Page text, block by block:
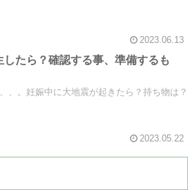
2023.06.13
したら？確認する事、準備するも
、。妊娠中に大地震が起きたら？持ち物は？
2023.05.22